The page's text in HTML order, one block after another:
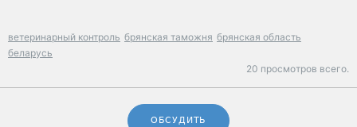
ветеринарный контроль брянская таможня брянская область
беларусь
20 просмотров всего.
ОБСУДИТЬ